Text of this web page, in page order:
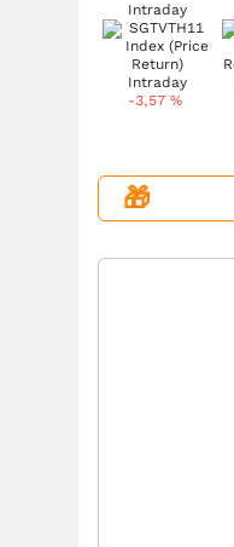
Intraday
-3,57 %
🎁